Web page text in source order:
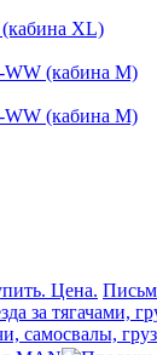
XL)
WW (кабина М)
WW (кабина М)
Цена.
за тягачами,
самосвалы,